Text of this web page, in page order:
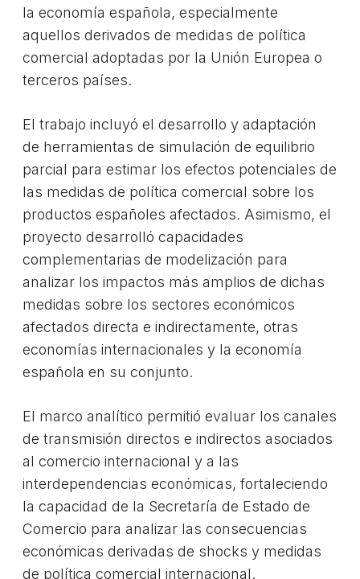
la economía española, especialmente
aquellos derivados de medidas de política
comercial adoptadas por la Unión Europea o
terceros países.
El trabajo incluyó el desarrollo y adaptación
de herramientas de simulación de equilibrio
parcial para estimar los efectos potenciales de
las medidas de política comercial sobre los
productos españoles afectados. Asimismo, el
proyecto desarrolló capacidades
complementarias de modelización para
analizar los impactos más amplios de dichas
medidas sobre los sectores económicos
afectados directa e indirectamente, otras
economías internacionales y la economía
española en su conjunto.
El marco analítico permitió evaluar los canales
de transmisión directos e indirectos asociados
al comercio internacional y a las
interdependencias económicas, fortaleciendo
la capacidad de la Secretaría de Estado de
Comercio para analizar las consecuencias
económicas derivadas de shocks y medidas
de política comercial internacional.